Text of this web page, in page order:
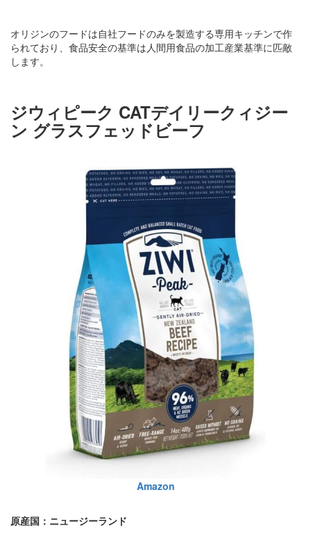
オリジンのフードは自社フードのみを製造する専用キッチンで作
られており、食品安全の基準は人間用食品の加工産業基準に匹敵
します。
ジウィピーク CATデイリークィジー
ン グラスフェッドビーフ
Amazon
原産国：ニュージーランド